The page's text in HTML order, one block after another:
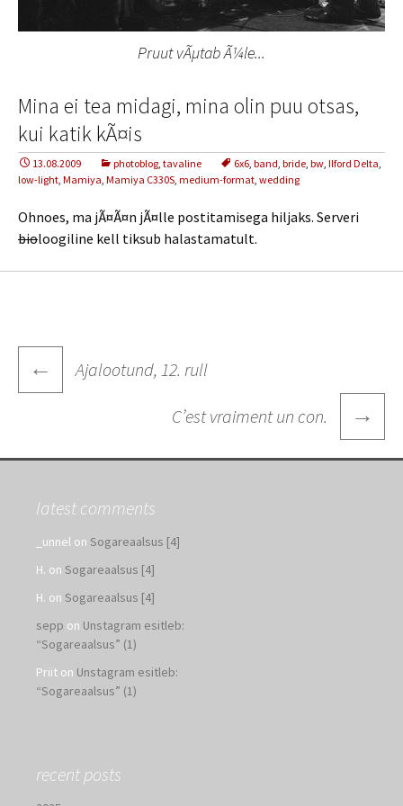
Pruut vÃµtab Ã¼le...
Mina ei tea midagi, mina olin puu otsas,
kui katik kÃ¤is
13.08.2009 photoblog, tavaline 6x6, band, bride, bw, Ilford Delta,
low-light, Mamiya, Mamiya C330S, medium-format, wedding
Ohnoes, ma jÃ¤Ã¤n jÃ¤lle postitamisega hiljaks. Serveri
bioloogiline kell tiksub halastamatult.
Post
navigation
← Ajalootund, 12. rull
C’est vraiment un con. →
latest comments
_unnel on Sogareaalsus [4]
H. on Sogareaalsus [4]
H. on Sogareaalsus [4]
sepp on Unstagram esitleb:
“Sogareaalsus” (1)
Priit on Unstagram esitleb:
“Sogareaalsus” (1)
recent posts